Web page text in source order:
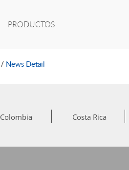
/ News Detail
Colombia Costa Rica